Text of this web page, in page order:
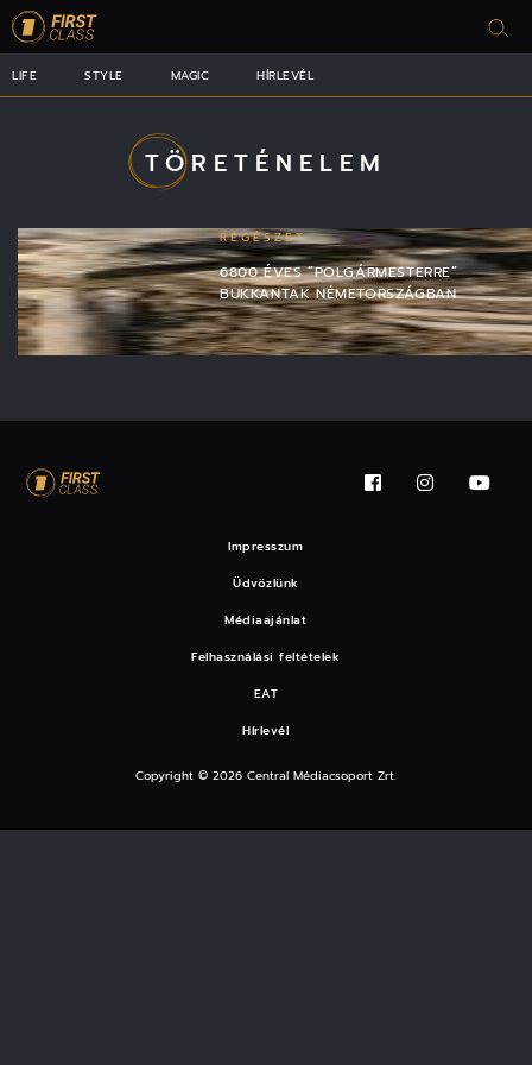
LIFE STYLE MAGIC HÍRLEVÉL
TÖRETÉNELEM
RÉGÉSZET
6800 ÉVES “POLGÁRMESTERRE”
BUKKANTAK NÉMETORSZÁGBAN
Impresszum
Üdvözlünk
Médiaajánlat
Felhasználási feltételek
EAT
Hírlevél
Copyright © 2026 Central Médiacsoport Zrt.